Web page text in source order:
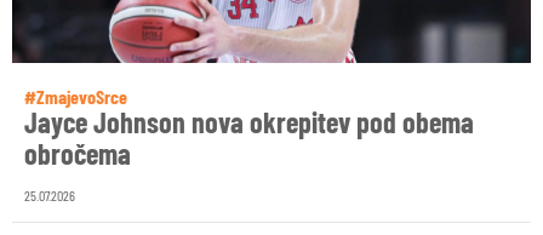
#ZmajevoSrce
Jayce Johnson nova okrepitev pod obema
obročema
25.07.2026